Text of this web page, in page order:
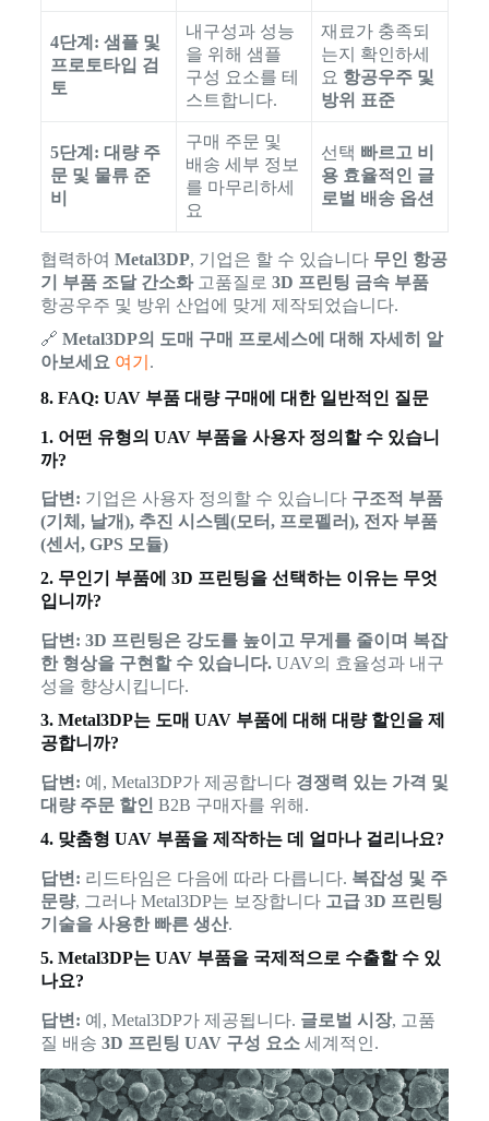
4단계: 샘플 및
프로토타입 검
토
내구성과 성능
을 위해 샘플
구성 요소를 테
스트합니다.
재료가 충족되
는지 확인하세
요 항공우주 및
방위 표준
5단계: 대량 주
문 및 물류 준
비
구매 주문 및
배송 세부 정보
를 마무리하세
요
선택 빠르고 비
용 효율적인 글
로벌 배송 옵션
협력하여 Metal3DP, 기업은 할 수 있습니다 무인 항공
기 부품 조달 간소화고품질로 3D 프린팅 금속 부품
항공우주 및 방위 산업에 맞게 제작되었습니다.
🔗 Metal3DP의 도매 구매 프로세스에 대해 자세히 알
아보세요 여기 .
8. FAQ: UAV 부품 대량 구매에 대한 일반적인 질문
1. 어떤 유형의 UAV 부품을 사용자 정의할 수 있습니
까?
답변: 기업은 사용자 정의할 수 있습니다 구조적 부품
(기체, 날개), 추진 시스템(모터, 프로펠러), 전자 부품
(센서, GPS 모듈)
2. 무인기 부품에 3D 프린팅을 선택하는 이유는 무엇
입니까?
답변: 3D 프린팅은 강도를 높이고 무게를 줄이며 복잡
한 형상을 구현할 수 있습니다.UAV의 효율성과 내구
성을 향상시킵니다.
3. Metal3DP는 도매 UAV 부품에 대해 대량 할인을 제
공합니까?
답변: 예, Metal3DP가 제공합니다 경쟁력 있는 가격 및
대량 주문 할인 B2B 구매자를 위해.
4. 맞춤형 UAV 부품을 제작하는 데 얼마나 걸리나요?
답변: 리드타임은 다음에 따라 다릅니다. 복잡성 및 주
문량, 그러나 Metal3DP는 보장합니다 고급 3D 프린팅
기술을 사용한 빠른 생산.
5. Metal3DP는 UAV 부품을 국제적으로 수출할 수 있
나요?
답변: 예, Metal3DP가 제공됩니다. 글로벌 시장, 고품
질 배송 3D 프린팅 UAV 구성 요소세계적인.